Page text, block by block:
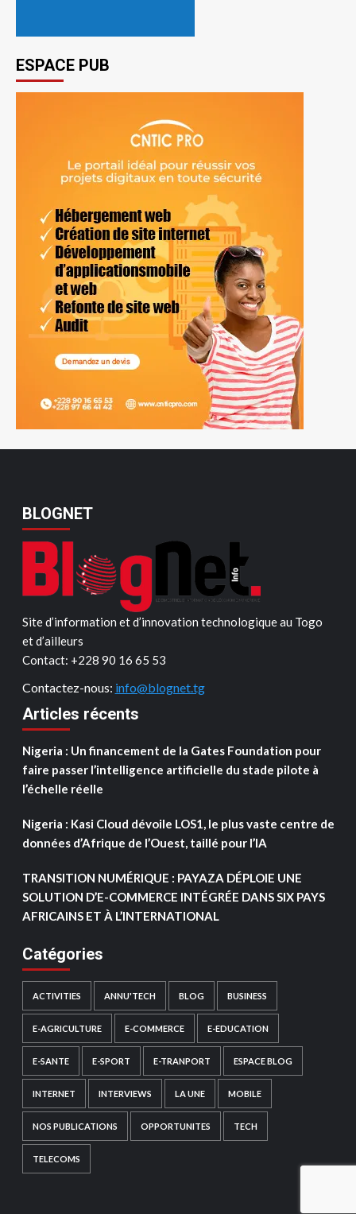
ESPACE PUB
BLOGNET
Site d’information et d’innovation technologique au Togo
et d’ailleurs
Contact: ‪+228 90 16 65 53‬
Contactez-nous: info@blognet.tg
Articles récents
Nigeria : Un financement de la Gates Foundation pour
faire passer l’intelligence artificielle du stade pilote à
l’échelle réelle
Nigeria : Kasi Cloud dévoile LOS1, le plus vaste centre de
données d’Afrique de l’Ouest, taillé pour l’IA
TRANSITION NUMÉRIQUE : PAYAZA DÉPLOIE UNE
SOLUTION D’E-COMMERCE INTÉGRÉE DANS SIX PAYS
AFRICAINS ET À L’INTERNATIONAL
Catégories
ACTIVITIES ANNU'TECH BLOG BUSINESS
E-AGRICULTURE E-COMMERCE E-EDUCATION
E-SANTE E-SPORT E-TRANPORT ESPACE BLOG
INTERNET INTERVIEWS LA UNE MOBILE
NOS PUBLICATIONS OPPORTUNITES TECH
TELECOMS